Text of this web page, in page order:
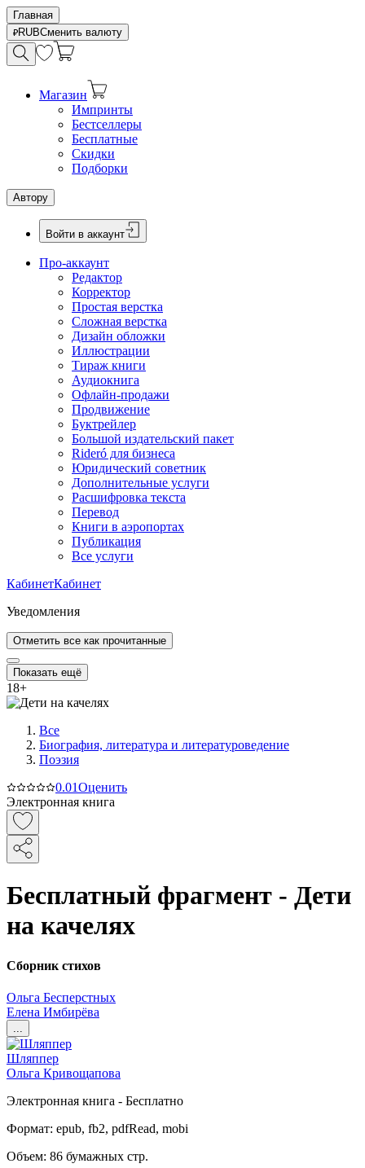
Главная
RUBСменить валюту
Магазин
Импринты
Бестселлеры
Бесплатные
Скидки
Подборки
Автору
Войти в аккаунт
Про-аккаунт
Редактор
Корректор
Простая верстка
Сложная верстка
Дизайн обложки
Иллюстрации
Тираж книги
Аудиокнига
Офлайн-продажи
Продвижение
Буктрейлер
Большой издательский пакет
Rideró для бизнеса
Юридический советник
Дополнительные услуги
Расшифровка текста
Перевод
Книги в аэропортах
Публикация
Все услуги
КабинетКабинет
Уведомления
Отметить все как прочитанные
Показать ещё
18+
Все
Биография, литература и литературоведение
Поэзия
0.01Оценить
Электронная книга
Бесплатный фрагмент - Дети
на качелях
Сборник стихов
Ольга Бесперстных
Елена Имбирёва
...
Шляппер
Ольга Кривощапова
Электронная книга - Бесплатно
Формат: epub, fb2, pdfRead, mobi
Объем: 86 бумажных стр.